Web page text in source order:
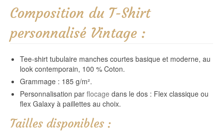
Composition du T-Shirt
personnalisé Vintage :
Tee-shirt tubulaire manches courtes basique et moderne, au
look contemporain, 100 % Coton.
Grammage : 185 g/m².
Personnalisation par flocage dans le dos : Flex classique ou
flex Galaxy à paillettes au choix.
Tailles disponibles :